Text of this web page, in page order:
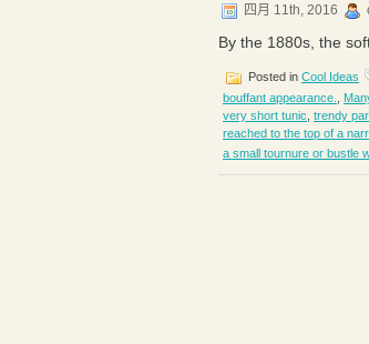
四月 11th, 2016
By the 1880s, the
Posted in Cool Ideas
bouffant appearance.
very short tunic trendy
reached to the top of a
a small tournure or bustle